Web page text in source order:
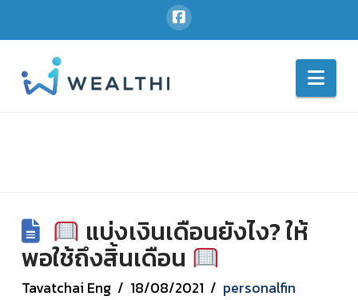
แบ่งเงินเดือนยังไง? ให้
พอใช้ถึงสิ้นเดือน
Tavatchai Eng 18/08/2021 personalfin